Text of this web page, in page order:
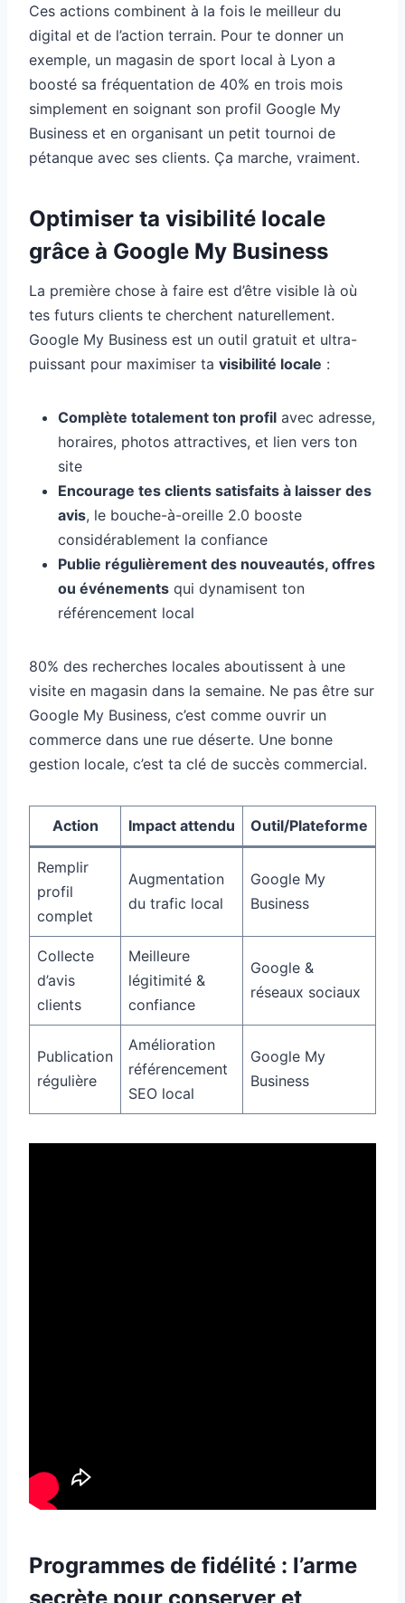
Ces actions combinent à la fois le meilleur du
digital et de l’action terrain. Pour te donner un
exemple, un magasin de sport local à Lyon a
boosté sa fréquentation de 40% en trois mois
simplement en soignant son profil Google My
Business et en organisant un petit tournoi de
pétanque avec ses clients. Ça marche, vraiment.
Optimiser ta visibilité locale
grâce à Google My Business
La première chose à faire est d’être visible là où
tes futurs clients te cherchent naturellement.
Google My Business est un outil gratuit et ultra-
puissant pour maximiser ta visibilité locale :
Complète totalement ton profil avec adresse,
horaires, photos attractives, et lien vers ton
site
Encourage tes clients satisfaits à laisser des
avis, le bouche-à-oreille 2.0 booste
considérablement la confiance
Publie régulièrement des nouveautés, offres
ou événements qui dynamisent ton
référencement local
80% des recherches locales aboutissent à une
visite en magasin dans la semaine. Ne pas être sur
Google My Business, c’est comme ouvrir un
commerce dans une rue déserte. Une bonne
gestion locale, c’est ta clé de succès commercial.
Action Impact attendu Outil/Plateforme
Remplir
profil
complet
Augmentation
du trafic local
Google My
Business
Collecte
d’avis
clients
Meilleure
légitimité &
confiance
Google &
réseaux sociaux
Publication
régulière
Amélioration
référencement
SEO local
Google My
Business
Programmes de fidélité : l’arme